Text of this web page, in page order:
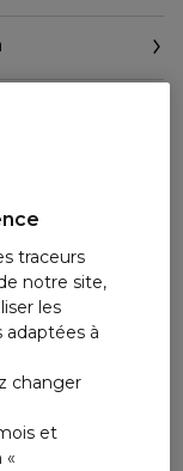
traceurs
notre site,
les
à
changer
et
«